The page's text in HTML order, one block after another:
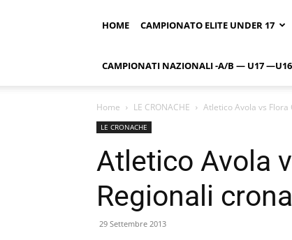
HOME CAMPIONATO ELITE UNDER 17
CAMPIONATI NAZIONALI -A/B — U17
Home LE CRONACHE Atletico Avola vs Flora
LE CRONACHE
Atletico Avola
Regionali
29 Settembre 2013